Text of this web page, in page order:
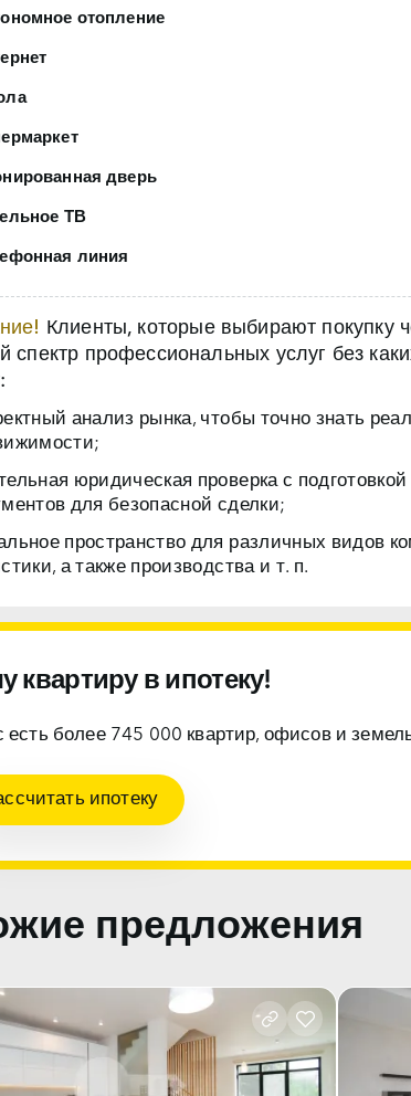
отопление
дверь
ТВ
линия
Клиенты, которые выбирают покупку
спектр профессиональных услуг без
анализ рынка, чтобы точно знать
юридическая проверка с
для безопасной сделки;
пространство для различных видов
а также производства и т. п.
квартиру в ипотеку!
есть более 745 000 квартир, офисов и
ипотеку
предложения